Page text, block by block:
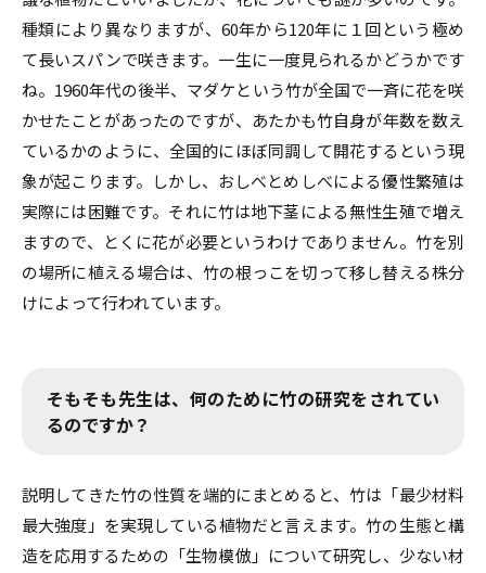
種類により異なりますが、60年から120年に１回という極め
て長いスパンで咲きます。一生に一度見られるかどうかです
ね。1960年代の後半、マダケという竹が全国で一斉に花を咲
かせたことがあったのですが、あたかも竹自身が年数を数え
ているかのように、全国的にほぼ同調して開花するという現
象が起こります。しかし、おしべとめしべによる優性繁殖は
実際には困難です。それに竹は地下茎による無性生殖で増え
ますので、とくに花が必要というわけでありません。竹を別
の場所に植える場合は、竹の根っこを切って移し替える株分
けによって行われています。
そもそも先生は、何のために竹の研究をされてい
るのですか？
説明してきた竹の性質を端的にまとめると、竹は「最少材料
最大強度」を実現している植物だと言えます。竹の生態と構
造を応用するための「生物模倣」について研究し、少ない材